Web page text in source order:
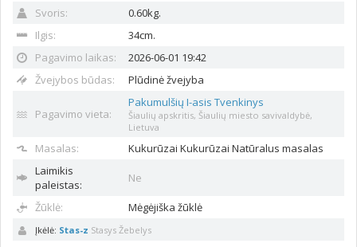
Svoris:
0.60kg.
Ilgis:
34cm.
Pagavimo laikas:
2026-06-01 19:42
Žvejybos būdas:
Plūdinė žvejyba
Pagavimo vieta:
Pakumulšių I-asis Tvenkinys
Šiaulių apskritis, Šiaulių miesto savivaldybė,
Lietuva
Masalas: Kukurūzai Kukurūzai Natūralus masalas
Laimikis
paleistas:
Ne
Žūklė: Mėgėjiška žūklė
Įkėlė: Stas-z Stasys Žebelys